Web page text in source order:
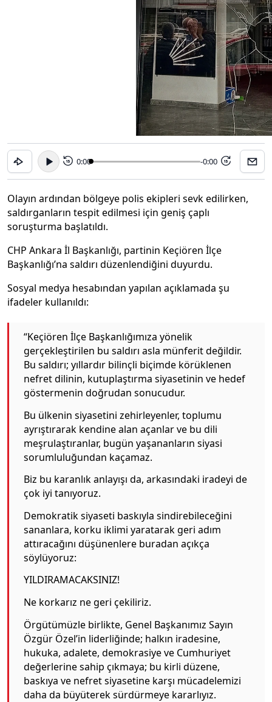
15 0:00 -0:00 15
Olayın ardından bölgeye polis ekipleri sevk edilirken,
saldırganların tespit edilmesi için geniş çaplı
soruşturma başlatıldı.
CHP Ankara İl Başkanlığı, partinin Keçiören İlçe
Başkanlığı’na saldırı düzenlendiğini duyurdu.
Sosyal medya hesabından yapılan açıklamada şu
ifadeler kullanıldı:
“Keçiören İlçe Başkanlığımıza yönelik
gerçekleştirilen bu saldırı asla münferit değildir.
Bu saldırı; yıllardır bilinçli biçimde körüklenen
nefret dilinin, kutuplaştırma siyasetinin ve hedef
göstermenin doğrudan sonucudur.
Bu ülkenin siyasetini zehirleyenler, toplumu
ayrıştırarak kendine alan açanlar ve bu dili
meşrulaştıranlar, bugün yaşananların siyasi
sorumluluğundan kaçamaz.
Biz bu karanlık anlayışı da, arkasındaki iradeyi de
çok iyi tanıyoruz.
Demokratik siyaseti baskıyla sindirebileceğini
sananlara, korku iklimi yaratarak geri adım
attıracağını düşünenlere buradan açıkça
söylüyoruz:
YILDIRAMACAKSINIZ!
Ne korkarız ne geri çekiliriz.
Örgütümüzle birlikte, Genel Başkanımız Sayın
Özgür Özel’in liderliğinde; halkın iradesine,
hukuka, adalete, demokrasiye ve Cumhuriyet
değerlerine sahip çıkmaya; bu kirli düzene,
baskıya ve nefret siyasetine karşı mücadelemizi
daha da büyüterek sürdürmeye kararlıyız.